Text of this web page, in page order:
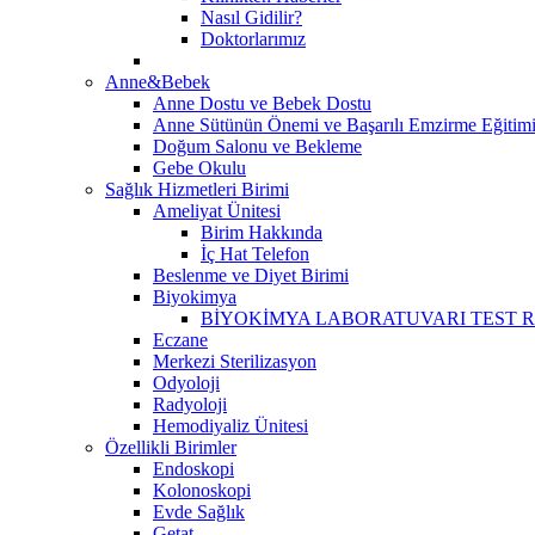
Nasıl Gidilir?
Doktorlarımız
Anne&Bebek
Anne Dostu ve Bebek Dostu
Anne Sütünün Önemi ve Başarılı Emzirme Eğitimi
Doğum Salonu ve Bekleme
Gebe Okulu
Sağlık Hizmetleri Birimi
Ameliyat Ünitesi
Birim Hakkında
İç Hat Telefon
Beslenme ve Diyet Birimi
Biyokimya
BİYOKİMYA LABORATUVARI TEST
Eczane
Merkezi Sterilizasyon
Odyoloji
Radyoloji
Hemodiyaliz Ünitesi
Özellikli Birimler
Endoskopi
Kolonoskopi
Evde Sağlık